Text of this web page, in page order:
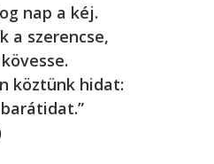
nap a kéj.
a szerencse,
köztünk hidat: